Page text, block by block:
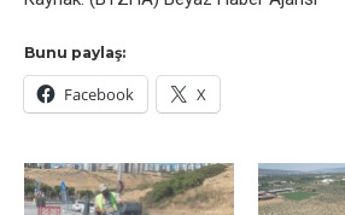
Bunu paylaş:
Facebook X